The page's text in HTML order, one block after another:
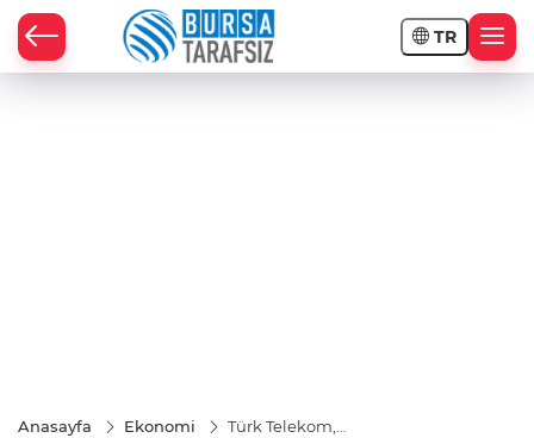
TR
Anasayfa Ekonomi
Türk Telekom,